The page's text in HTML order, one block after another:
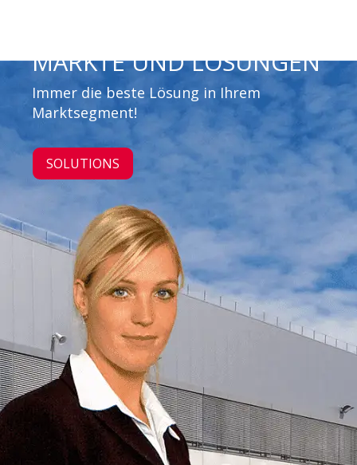
MÄRKTE UND LÖSUNGEN
Immer die beste Lösung in Ihrem
Marktsegment!
SOLUTIONS